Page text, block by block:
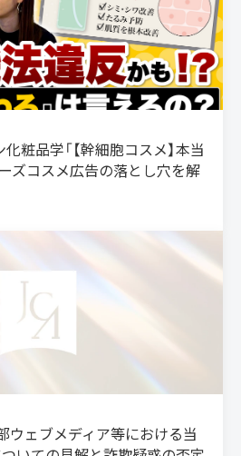
粧品学「【幹細胞コスメ】本当
ズコスメ広告の落とし穴を解
ウェブメディア等における当